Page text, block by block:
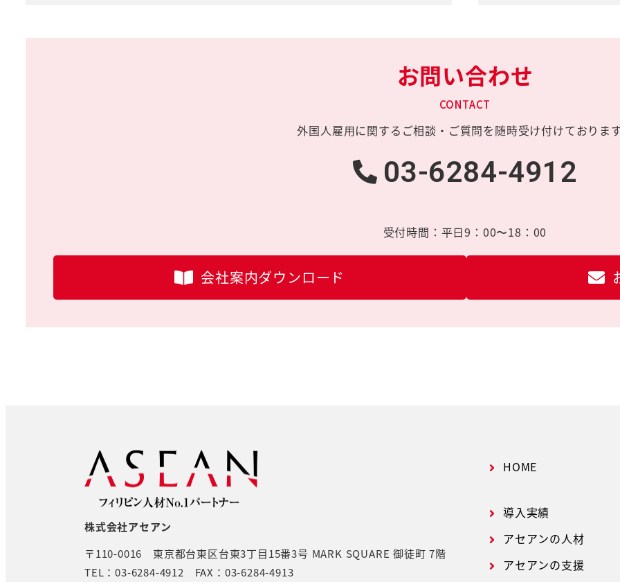
お問い合わせ
CONTACT
外国人雇用に関する ご相談・ご質問を随時受け付けておりま
03-6284-4912
受付時間： 平日9：00〜18：00
会社案内ダウンロード
株式会社アセアン
〒110-0016 東京都台東区台東3丁目15番3号 MARK SQUARE 御徒町 7階
TEL：03-6284-4912 FAX：03-6284-4913
HOME
導入実績
アセアンの人材
アセアンの支援